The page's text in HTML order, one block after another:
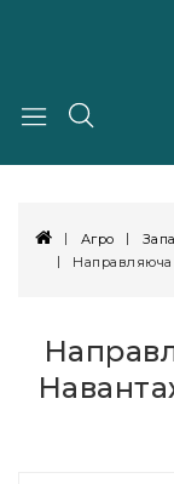
Агро
Направляюча